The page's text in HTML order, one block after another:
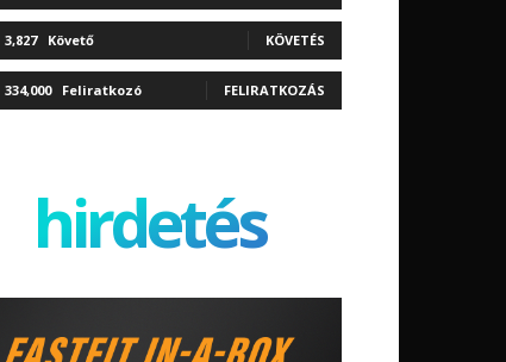
3,827 Követő KÖVETÉS
334,000 Feliratkozó FELIRATKOZÁS
hirdetés